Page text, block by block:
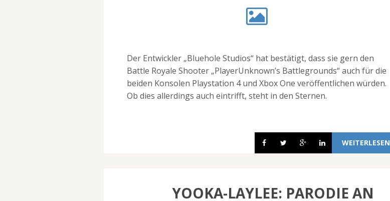
Der Entwickler „Bluehole Studios“ hat bestätigt, dass sie gern den
Battle Royale Shooter „PlayerUnknown’s Battlegrounds“ auch für die
beiden Konsolen Playstation 4 und Xbox One veröffentlichen würden.
Ob dies allerdings auch eintrifft, steht in den Sternen.
WEITERLESEN
YOOKA-LAYLEE: PARODIE AN